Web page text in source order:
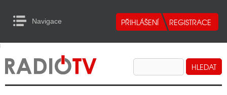
Navigace
RADIA
TELEVIZE
to Content